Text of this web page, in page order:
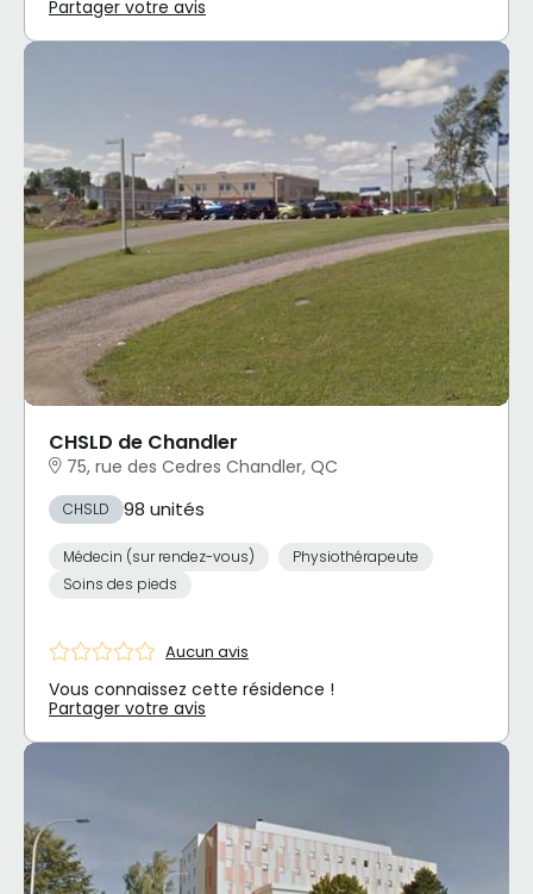
Partager votre avis
CHSLD de Chandler
75, rue des Cedres Chandler, QC
CHSLD 98 unités
Médecin (sur rendez-vous)
Physiothérapeute
Soins des pieds
Aucun avis
Vous connaissez cette résidence !
Partager votre avis